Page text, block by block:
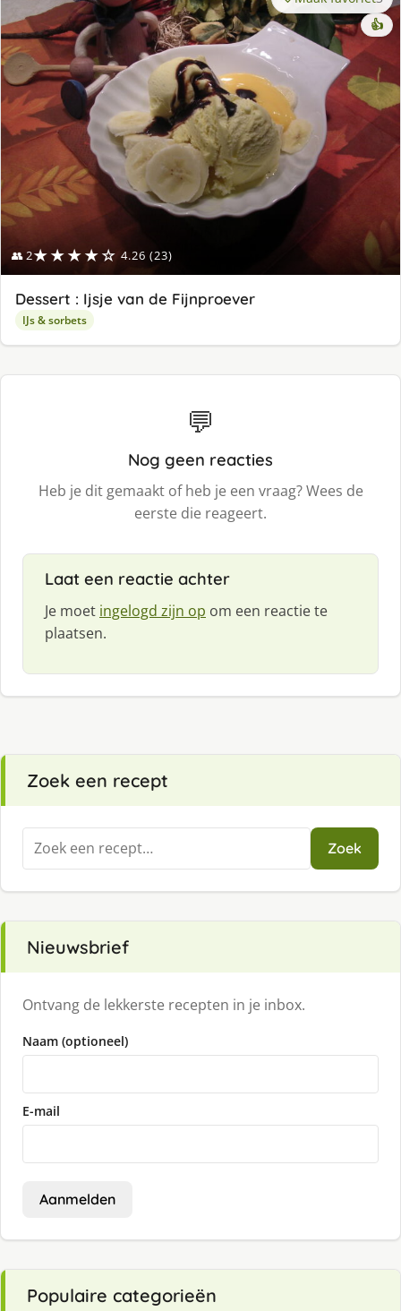
👥 2★★★★☆ 4.26 (23)
👍
Dessert : Ijsje van de Fijnproever
IJs & sorbets
💬
Nog geen reacties
Heb je dit gemaakt of heb je een vraag? Wees de
eerste die reageert.
Laat een reactie achter
Je moet ingelogd zijn op om een reactie te
plaatsen.
Zoek een recept
Zoeken
naar:
Zoek
Nieuwsbrief
Ontvang de lekkerste recepten in je inbox.
Naam (optioneel)
E-mail
Aanmelden
Populaire categorieën